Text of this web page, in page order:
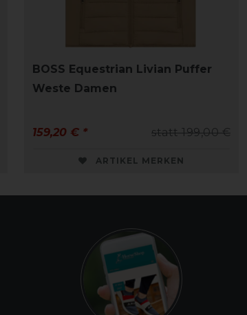
BOSS Equestrian Livian Puffer
Weste Damen
statt 199,00 €
159,20 € *
ARTIKEL MERKEN